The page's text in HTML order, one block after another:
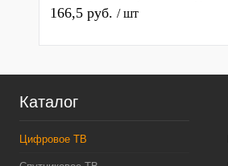
сигнала тв на 3 F-выхода
166,5 руб. / шт
Каталог
Цифровое ТВ